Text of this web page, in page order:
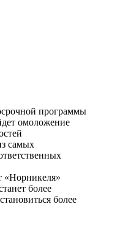
программы
омоложение
самых
«Норникеля»
более
более